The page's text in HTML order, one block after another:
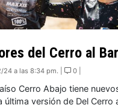
del Cerro al
a las 8:34 pm. | 0 |
Cerro Abajo tiene
última versión de Del Cerro